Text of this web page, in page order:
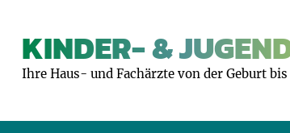
KINDER- &
Ihre Haus- und Fachärzte von der Geburt